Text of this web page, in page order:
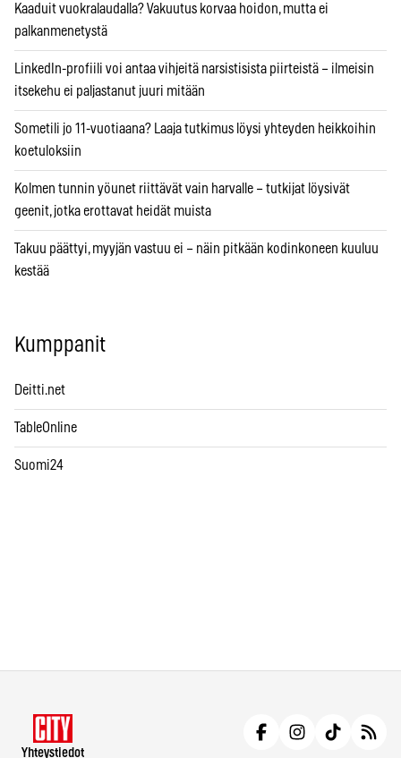
Kaaduit vuokralaudalla? Vakuutus korvaa hoidon, mutta ei
palkanmenetystä
LinkedIn-profiili voi antaa vihjeitä narsistisista piirteistä – ilmeisin
itsekehu ei paljastanut juuri mitään
Sometili jo 11-vuotiaana? Laaja tutkimus löysi yhteyden heikkoihin
koetuloksiin
Kolmen tunnin yöunet riittävät vain harvalle – tutkijat löysivät
geenit, jotka erottavat heidät muista
Takuu päättyi, myyjän vastuu ei – näin pitkään kodinkoneen kuuluu
kestää
Kumppanit
Deitti.net
TableOnline
Suomi24
Yhteystiedot